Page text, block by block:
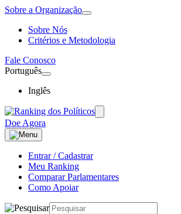
Sobre a Organização
Sobre Nós
Critérios e Metodologia
Fale Conosco
Português
Inglês
Doe Agora
Entrar / Cadastrar
Meu Ranking
Comparar Parlamentares
Como Apoiar